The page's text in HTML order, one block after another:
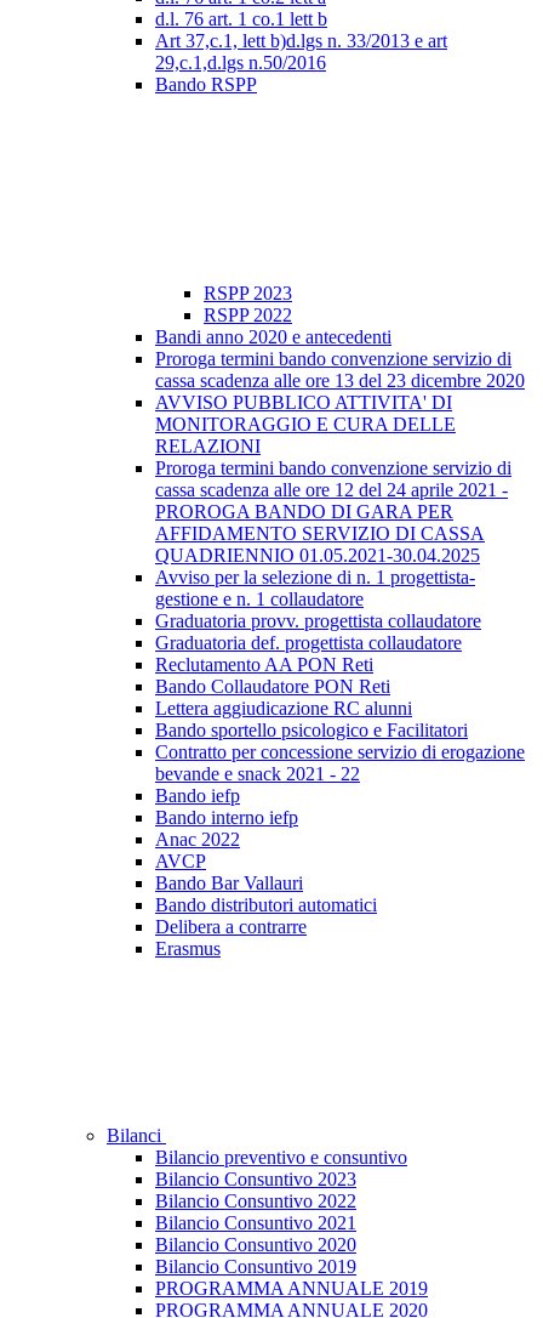
d.l. 76 art. 1 co.1 lett b
Art 37,c.1, lett b)d.lgs n. 33/2013 e art
29,c.1,d.lgs n.50/2016
Bando RSPP
RSPP 2023
RSPP 2022
Bandi anno 2020 e antecedenti
Proroga termini bando convenzione servizio di
cassa scadenza alle ore 13 del 23 dicembre 2020
AVVISO PUBBLICO ATTIVITA' DI
MONITORAGGIO E CURA DELLE
RELAZIONI
Proroga termini bando convenzione servizio di
cassa scadenza alle ore 12 del 24 aprile 2021 -
PROROGA BANDO DI GARA PER
AFFIDAMENTO SERVIZIO DI CASSA
QUADRIENNIO 01.05.2021-30.04.2025
Avviso per la selezione di n. 1 progettista-
gestione e n. 1 collaudatore
Graduatoria provv. progettista collaudatore
Graduatoria def. progettista collaudatore
Reclutamento AA PON Reti
Bando Collaudatore PON Reti
Lettera aggiudicazione RC alunni
Bando sportello psicologico e Facilitatori
Contratto per concessione servizio di erogazione
bevande e snack 2021 - 22
Bando iefp
Bando interno iefp
Anac 2022
AVCP
Bando Bar Vallauri
Bando distributori automatici
Delibera a contrarre
Erasmus
Bilanci
Bilancio preventivo e consuntivo
Bilancio Consuntivo 2023
Bilancio Consuntivo 2022
Bilancio Consuntivo 2021
Bilancio Consuntivo 2020
Bilancio Consuntivo 2019
PROGRAMMA ANNUALE 2019
PROGRAMMA ANNUALE 2020